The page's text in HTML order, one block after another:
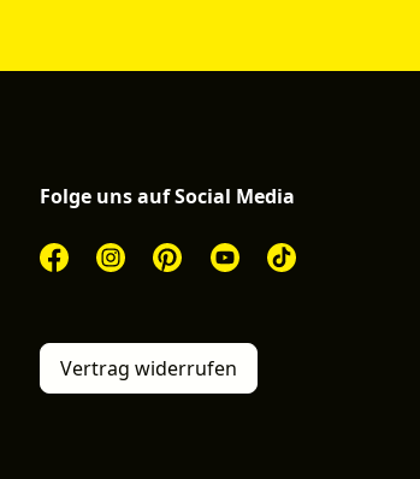
Folge uns auf Social Media
Vertrag widerrufen